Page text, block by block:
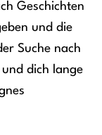
Geschichten
und die
Suche nach
dich lange